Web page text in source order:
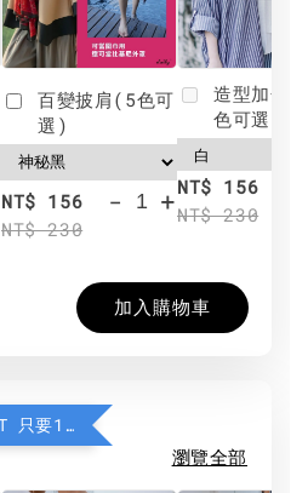
百變披肩(5色可
選)
NT$ 156
NT$ 230
- +
造型加分
色可選)
NT$ 156
NT$ 230
加入購物車
加購 MIT防曬透氣棉T 只要190元
瀏覽全部